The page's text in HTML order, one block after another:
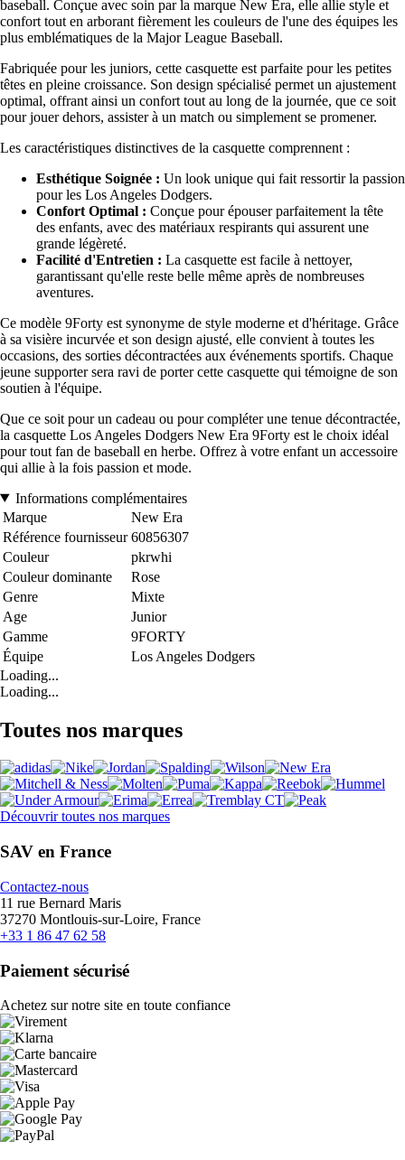
baseball. Conçue avec soin par la marque New Era, elle allie style et
confort tout en arborant fièrement les couleurs de l'une des équipes les
plus emblématiques de la Major League Baseball.
Fabriquée pour les juniors, cette casquette est parfaite pour les petites
têtes en pleine croissance. Son design spécialisé permet un ajustement
optimal, offrant ainsi un confort tout au long de la journée, que ce soit
pour jouer dehors, assister à un match ou simplement se promener.
Les caractéristiques distinctives de la casquette comprennent :
Esthétique Soignée : Un look unique qui fait ressortir la passion
pour les Los Angeles Dodgers.
Confort Optimal : Conçue pour épouser parfaitement la tête
des enfants, avec des matériaux respirants qui assurent une
grande légèreté.
Facilité d'Entretien : La casquette est facile à nettoyer,
garantissant qu'elle reste belle même après de nombreuses
aventures.
Ce modèle 9Forty est synonyme de style moderne et d'héritage. Grâce
à sa visière incurvée et son design ajusté, elle convient à toutes les
occasions, des sorties décontractées aux événements sportifs. Chaque
jeune supporter sera ravi de porter cette casquette qui témoigne de son
soutien à l'équipe.
Que ce soit pour un cadeau ou pour compléter une tenue décontractée,
la casquette Los Angeles Dodgers New Era 9Forty est le choix idéal
pour tout fan de baseball en herbe. Offrez à votre enfant un accessoire
qui allie à la fois passion et mode.
Informations complémentaires
Marque
New Era
Référence fournisseur 60856307
Couleur
pkrwhi
Couleur dominante
Rose
Genre
Mixte
Age
Junior
Gamme
9FORTY
Équipe
Los Angeles Dodgers
Loading...
Loading...
Toutes nos marques
Découvrir toutes nos marques
SAV en France
Contactez-nous
11 rue Bernard Maris
37270 Montlouis-sur-Loire, France
+33 1 86 47 62 58
Paiement sécurisé
Achetez sur notre site en toute confiance